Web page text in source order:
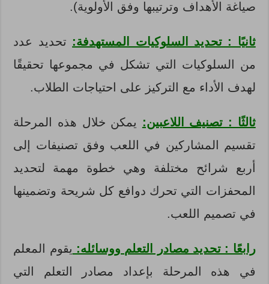
صياغة الأهداف وترتيبها وفق الأولوية).
ثانيًا : تحديد السلوكيات المستهدفة: تحديد عدد
من السلوكيات التي تشكل في مجموعها تحقيقًا
لهدف الأداء مع التركيز على احتياجات الطلاب.
ثالثًا : تصنيف اللاعبين: يمكن خلال هذه المرحلة
تقسيم المشاركين في اللعب وفق تصنيفات إلى
أربع شرائح مختلفة وهي خطوة مهمة لتحديد
المحفزات التي تحرك دوافع كل شريحة وتضمينها
في تصميم اللعب.
رابعًا : تحديد مصادر التعلم ووسائله: يقوم المعلم
في هذه المرحلة بإعداد مصادر التعلم التي